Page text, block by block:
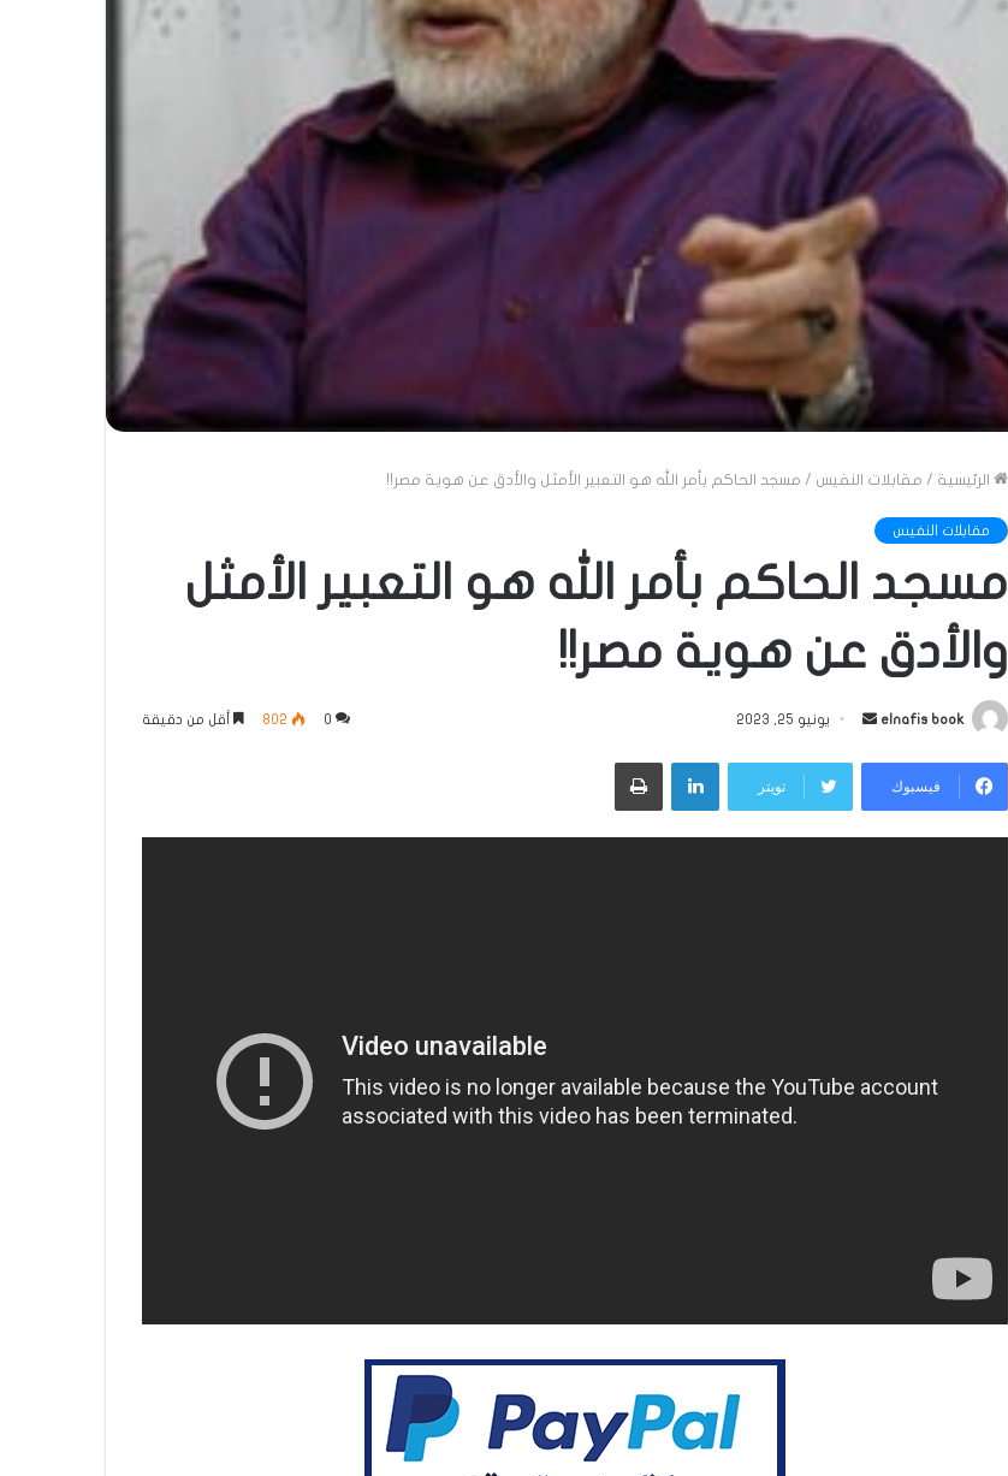
الرئيسية / مقابلات النفيس / مسجد الحاكم بأمر الله هو التعبير الأمثل والأدق عن هوية مصر!!
مقابلات النفيس
مسجد الحاكم بأمر الله هو التعبير الأمثل
والأدق عن هوية مصر!!
elnafis book
أرسل
يونيو 25, 2023 0
802 أقل من دقيقة
فيسبوك تويتر
لينكدإن طباعة